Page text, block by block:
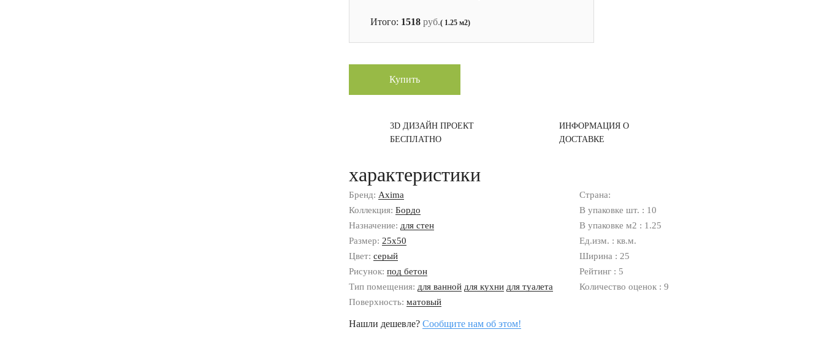
Итого: 1518 руб.( 1.25 м2)
Купить
3D ДИЗАЙН ПРОЕКТ
БЕСПЛАТНО
ИНФОРМАЦИЯ О
ДОСТАВКЕ
характеристики
Бренд: Axima
Коллекция: Бордо
Назначение: для стен
Размер: 25x50
Цвет: серый
Рисунок: под бетон
Тип помещения: для ванной для кухни для туалета
Поверхность: матовый
Страна:
В упаковке шт. : 10
В упаковке м2 : 1.25
Ед.изм. : кв.м.
Ширина : 25
Рейтинг : 5
Количество оценок : 9
Нашли дешевле? Сообщите нам об этом!